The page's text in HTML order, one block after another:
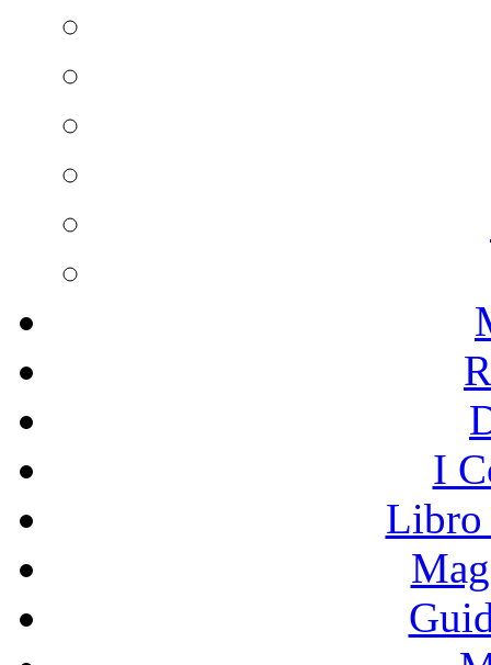
I
Libro